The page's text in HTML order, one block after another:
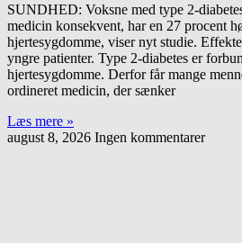
SUNDHED: Voksne med type 2-
medicin konsekvent, har en 27 procent
hjertesygdomme, viser nyt studie.
yngre patienter. Type 2-diabetes er
hjertesygdomme. Derfor får mange
ordineret medicin, der sænker
Læs mere »
august 8, 2026 Ingen kommentarer